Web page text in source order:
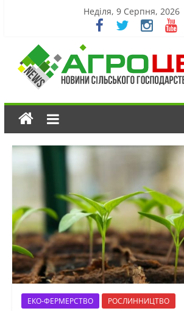
Неділя, 9 Серпня, 2026
ЕКО-ФЕРМЕРСТВО РОСЛИННИЦТВО